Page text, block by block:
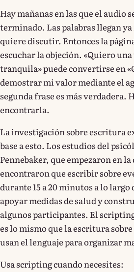
Hay mañanas en las que el audio
terminado. Las palabras llegan
quiere discutir. Entonces la
escuchar la objeción. «Quiero
tranquila» puede convertirse en
demostrar mi valor mediante el
segunda frase es más verdadera.
encontrarla.
La investigación sobre escritura
base a esto. Los estudios del
Pennebaker, que empezaron en la
encontraron que escribir sobre
durante 15 a 20 minutos a lo largo
apoyar medidas de salud y
algunos participantes. El
es lo mismo que la escritura
usan el lenguaje para organizar
Usa scripting cuando necesites: